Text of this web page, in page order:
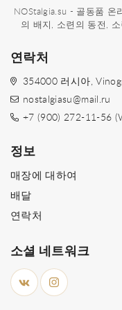
NOStalgia.su - 골동품 온
의 배지, 소련의 동전,
연락처
354000 러시아,
nostalgiasu@mail.ru
+7 (900) 272-11-56
정보
매장에 대하여
배달
연락처
소셜 네트워크